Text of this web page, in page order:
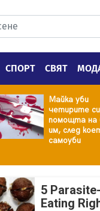
СПОРТ СВЯТ
Майка уби
четирите
помощта на
им, след
самоуби
5
Eating